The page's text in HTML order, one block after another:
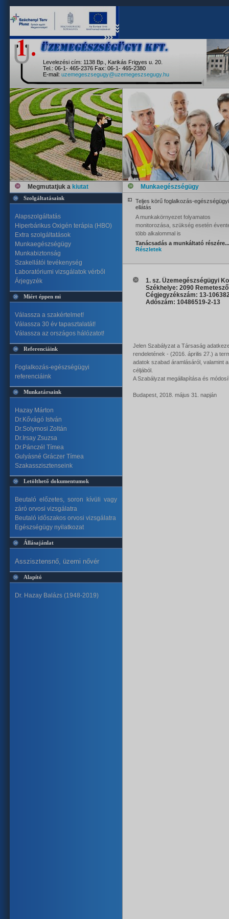
Levelezési cím: 1138 Bp., Karikás Frigyes u. 20.
Tel.: 06-1- 465-2376 Fax: 06-1- 465-2380
E-mail: uzemegeszsegugy@uzemegeszsegugy.hu
Megmutatjuk a kiutat
Szolgáltatásaink
Alapszolgáltatás
Hiperbárikus Oxigén terápia (HBO)
Extra szolgáltatások
Munkaegészségügy
Munkabiztonság
Szakellátói tevékenység
Laboratóriumi vizsgálatok vérből
Árjegyzék
Miért éppen mi
Válassza a szakértelmet!
Válassza 30 év tapasztalatát!
Válassza az országos hálózatot!
Referenciáink
Foglalkozás-egészségügyi
referenciáink
Munkatársaink
Hazay Márton
Dr.Kővágó István
Dr.Solymosi Zoltán
Dr.Irsay Zsuzsa
Dr.Pánczél Tímea
Gulyásné Gráczer Tímea
Szakasszisztenseink
Letölthető dokumentumok
Beutaló előzetes, soron kívüli vagy
záró orvosi vizsgálatra
Beutaló időszakos orvosi vizsgálatra
Egészségügy nyilatkozat
Állásajánlat
Asszisztensnő, üzemi nővér
Alapító
Dr. Hazay Balázs (1948-2019)
Munkaegészségügy
Teljes körű foglalkozás-egészségügyi
ellátás
A munkakörnyezet folyamatos
monitorozása, szükség esetén
több alkalommal is
Tanácsadás a munkáltató részére...
Részletek
1. sz. Üzemegészségügyi
Székhelye: 2090
Cégjegyzékszám: 13-
Adószám: 10486519-2-13
Jelen Szabályzat a Társaság
rendeletének - (2016. április 27.) a
adatok szabad áramlásáról, valamint
céljából.
A Szabályzat megállapítása és
Budapest, 2018. május 31. napján